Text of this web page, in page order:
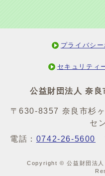
プライバシ
セキュリティ
公益財団法人 奈
〒630-8357 奈良市杉
セ
電話： 0742-26-5600
Copyright © 公益財団法